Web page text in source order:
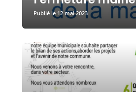
12 mai 2023